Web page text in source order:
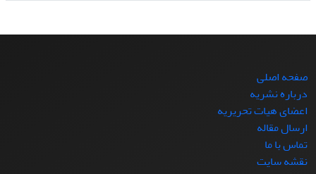
صفحه اصلی
درباره نشریه
اعضای هیات تحریریه
ارسال مقاله
تماس با ما
نقشه سایت